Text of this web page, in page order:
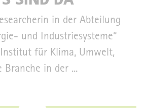
in der Abteilung
und Industriesysteme“
für Klima, Umwelt,
Branche in der ...